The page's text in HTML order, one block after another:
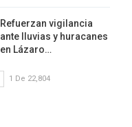
Refuerzan vigilancia
ante lluvias y huracanes
en Lázaro…
1 De 22,804